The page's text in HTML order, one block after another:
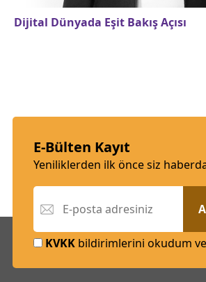
Dijital Dünyada Eşit Bakış Açısı
E-Bülten Kayıt
Yeniliklerden ilk önce siz
KVKK bildirimlerini okudum